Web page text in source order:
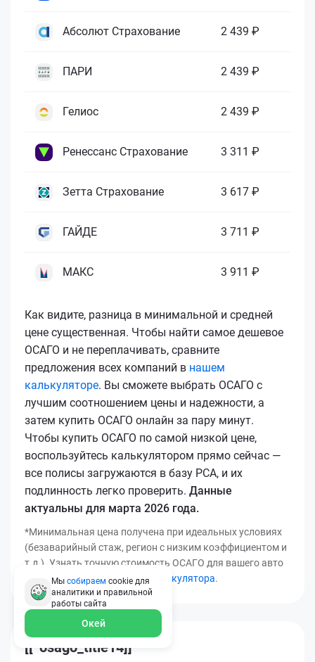
Абсолют Страхование 2 439 ₽
ПАРИ 2 439 ₽
Гелиос 2 439 ₽
Ренессанс Страхование 3 311 ₽
Зетта Страхование 3 617 ₽
ГАЙДЕ 3 711 ₽
МАКС 3 911 ₽
Как видите, разница в минимальной и средней
цене существенная. Чтобы найти самое дешевое
ОСАГО и не переплачивать, сравните
предложения всех компаний в нашем
калькуляторе. Вы сможете выбрать ОСАГО с
лучшим соотношением цены и надежности, а
затем купить ОСАГО онлайн за пару минут.
Чтобы купить ОСАГО по самой низкой цене,
воспользуйтесь калькулятором прямо сейчас —
все полисы загружаются в базу РСА, и их
подлинность легко проверить. Данные
актуальны для марта 2026 года.
*Минимальная цена получена при идеальных условиях
(безаварийный стаж, регион с низким коэффициентом и
т.д.). Узнать точную стоимость ОСАГО для вашего авто
можно с помощьюнашего калькулятора.
[[*osago_title14]]
Мы собираем cookie для
аналитики и правильной
работы сайта
Окей